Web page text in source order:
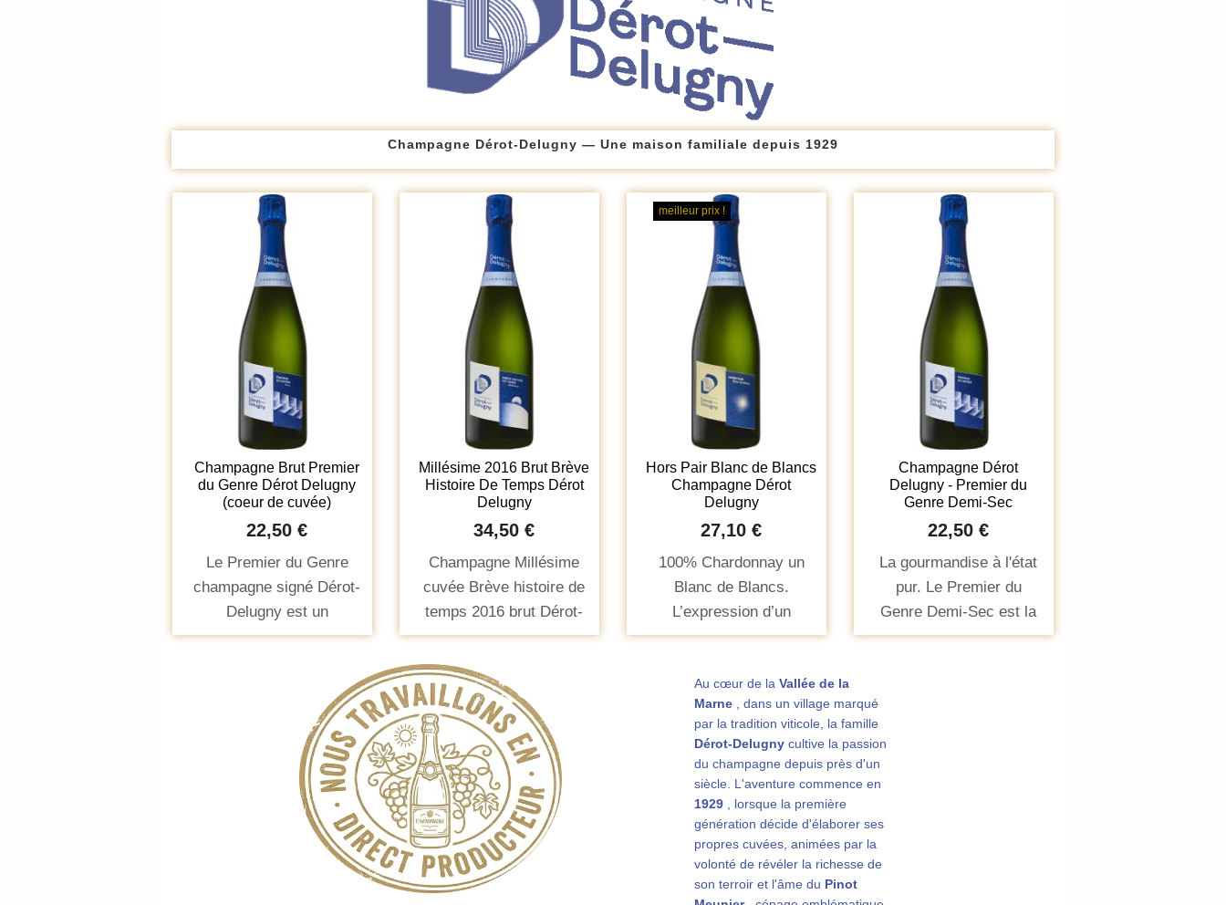
Champagne Dérot-Delugny — Une maison familiale depuis 1929
Champagne Brut Premier
du Genre Dérot Delugny
(coeur de cuvée)
22,50 €
Le Premier du Genre
champagne signé Dérot-
Delugny est un
champagne brut
l'excellence de la
maison. C’est un
champagne qui est
élaboré à partir de 20 %
de Chardonnay et 80 %
de Pinot Meunier avec
50 % vin de réserve et
Millésime 2016 Brut Brève
Histoire De Temps Dérot
Delugny
34,50 €
Champagne Millésime
cuvée Brève histoire de
temps 2016 brut Dérot-
Delugny. Médaille d'or au
concours Mondial de
Bruxelles 2024
meilleur prix !
Hors Pair Blanc de Blancs
Champagne Dérot
Delugny
27,10 €
100% Chardonnay un
Blanc de Blancs.
L’expression d’un
cépage de cœur, arrivé
sur-Marne grâce à
l’intuition avisée de
Bernard Dérot, le grand-
père de Claire et de
Laurent.
Champagne Dérot
Delugny - Premier du
Genre Demi-Sec
22,50 €
La gourmandise à l'état
pur. Le Premier du
Genre Demi-Sec est la
cuvée la plus douce de
Au cœur de la Vallée de la
Marne , dans un village marqué
par la tradition viticole, la famille
Dérot-Delugny cultive la passion
du champagne depuis près d'un
siècle. L'aventure commence en
1929 , lorsque la première
génération décide d'élaborer ses
propres cuvées, animées par la
volonté de révéler la richesse de
son terroir et l'âme du Pinot